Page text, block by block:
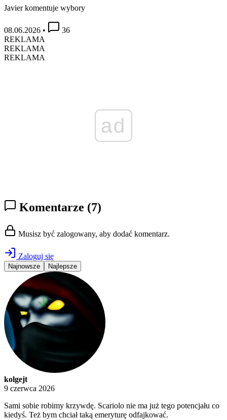
Javier komentuje wybory
08.06.2026 •
36
REKLAMA
REKLAMA
REKLAMA
ad
Komentarze (7)
Musisz być zalogowany, aby dodać komentarz.
Zaloguj się
Najnowsze Najlepsze
kolgejt
9 czerwca 2026
Sami sobie robimy krzywdę. Scariolo nie ma już tego potencjału co
kiedyś. Też bym chciał taką emeryturę odfajkować.